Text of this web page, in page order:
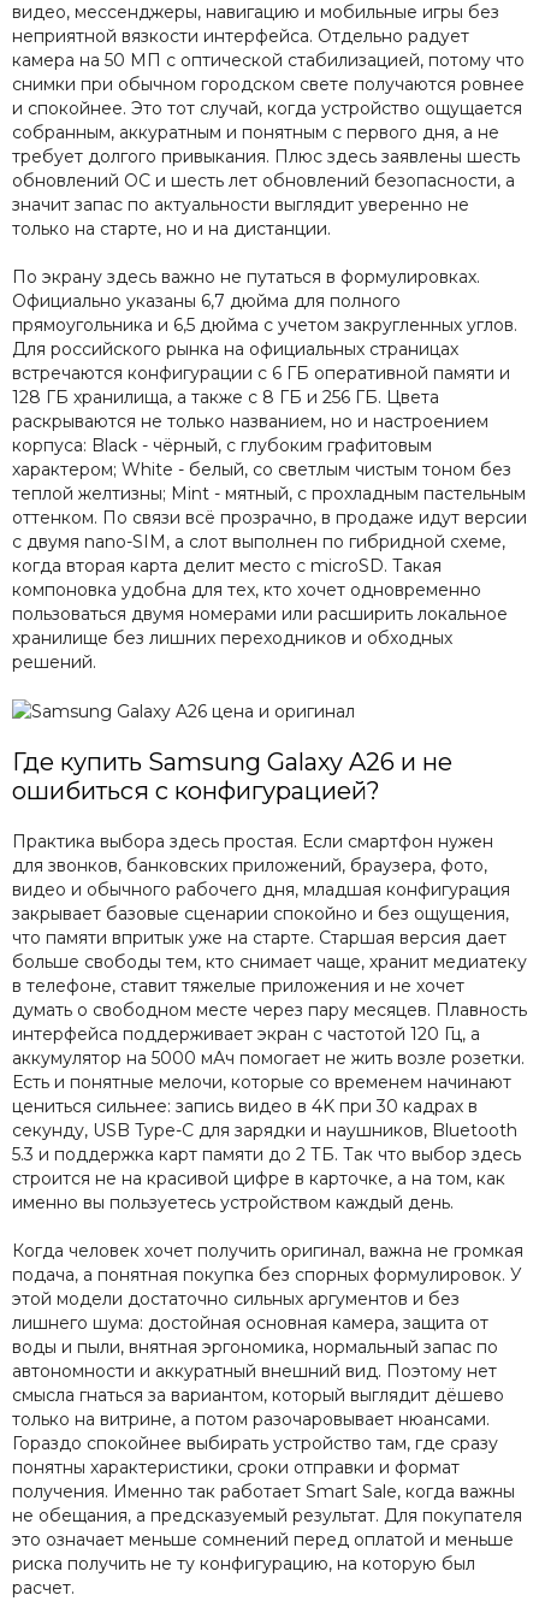
видео, мессенджеры, навигацию и мобильные игры без
неприятной вязкости интерфейса. Отдельно радует
камера на 50 МП с оптической стабилизацией, потому что
снимки при обычном городском свете получаются ровнее
и спокойнее. Это тот случай, когда устройство ощущается
собранным, аккуратным и понятным с первого дня, а не
требует долгого привыкания. Плюс здесь заявлены шесть
обновлений ОС и шесть лет обновлений безопасности, а
значит запас по актуальности выглядит уверенно не
только на старте, но и на дистанции.
По экрану здесь важно не путаться в формулировках.
Официально указаны 6,7 дюйма для полного
прямоугольника и 6,5 дюйма с учетом закругленных углов.
Для российского рынка на официальных страницах
встречаются конфигурации с 6 ГБ оперативной памяти и
128 ГБ хранилища, а также с 8 ГБ и 256 ГБ. Цвета
раскрываются не только названием, но и настроением
корпуса: Black - чёрный, с глубоким графитовым
характером; White - белый, со светлым чистым тоном без
теплой желтизны; Mint - мятный, с прохладным пастельным
оттенком. По связи всё прозрачно, в продаже идут версии
с двумя nano-SIM, а слот выполнен по гибридной схеме,
когда вторая карта делит место с microSD. Такая
компоновка удобна для тех, кто хочет одновременно
пользоваться двумя номерами или расширить локальное
хранилище без лишних переходников и обходных
решений.
Где купить Samsung Galaxy A26 и не
ошибиться с конфигурацией?
Практика выбора здесь простая. Если смартфон нужен
для звонков, банковских приложений, браузера, фото,
видео и обычного рабочего дня, младшая конфигурация
закрывает базовые сценарии спокойно и без ощущения,
что памяти впритык уже на старте. Старшая версия дает
больше свободы тем, кто снимает чаще, хранит медиатеку
в телефоне, ставит тяжелые приложения и не хочет
думать о свободном месте через пару месяцев. Плавность
интерфейса поддерживает экран с частотой 120 Гц, а
аккумулятор на 5000 мАч помогает не жить возле розетки.
Есть и понятные мелочи, которые со временем начинают
цениться сильнее: запись видео в 4K при 30 кадрах в
секунду, USB Type-C для зарядки и наушников, Bluetooth
5.3 и поддержка карт памяти до 2 ТБ. Так что выбор здесь
строится не на красивой цифре в карточке, а на том, как
именно вы пользуетесь устройством каждый день.
Когда человек хочет получить оригинал, важна не громкая
подача, а понятная покупка без спорных формулировок. У
этой модели достаточно сильных аргументов и без
лишнего шума: достойная основная камера, защита от
воды и пыли, внятная эргономика, нормальный запас по
автономности и аккуратный внешний вид. Поэтому нет
смысла гнаться за вариантом, который выглядит дёшево
только на витрине, а потом разочаровывает нюансами.
Гораздо спокойнее выбирать устройство там, где сразу
понятны характеристики, сроки отправки и формат
получения. Именно так работает Smart Sale, когда важны
не обещания, а предсказуемый результат. Для покупателя
это означает меньше сомнений перед оплатой и меньше
риска получить не ту конфигурацию, на которую был
расчет.